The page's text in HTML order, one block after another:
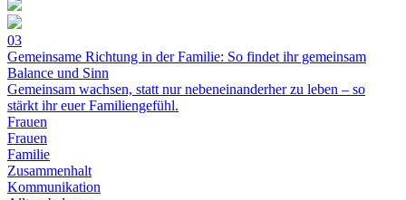
03
Gemeinsame Richtung in der Familie: So findet ihr gemeinsam
Balance und Sinn
Gemeinsam wachsen, statt nur nebeneinanderher zu leben – so
stärkt ihr euer Familiengefühl.
Frauen
Frauen
Familie
Zusammenhalt
Kommunikation